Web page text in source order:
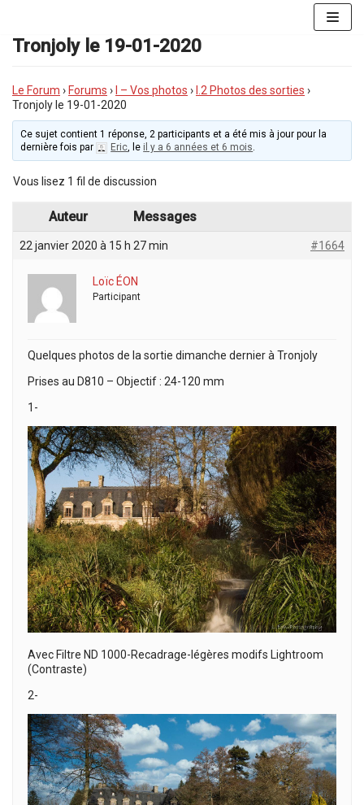
au
contenu
Tronjoly le 19-01-2020
Le Forum › Forums › I – Vos photos › I.2 Photos des sorties ›
Tronjoly le 19-01-2020
Ce sujet contient 1 réponse, 2 participants et a été mis à jour pour la
dernière fois par
Eric, le il y a 6 années et 6 mois.
Vous lisez 1 fil de discussion
Auteur Messages
22 janvier 2020 à 15 h 27 min #1664
Loïc ÉON
Participant
Quelques photos de la sortie dimanche dernier à Tronjoly
Prises au D810 – Objectif : 24-120 mm
1-
Avec Filtre ND 1000-Recadrage-légères modifs Lightroom
(Contraste)
2-